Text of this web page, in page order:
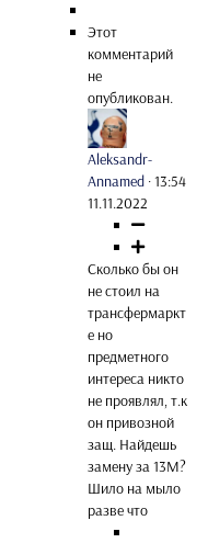
Этот
комментарий
не
опубликован.
Aleksandr-
Annamed ·13:54
11.11.2022
Сколько бы он
не стоил на
трансфермаркт
е но
предметного
интереса никто
не проявлял, т.к
он привозной
защ. Найдешь
замену за 13М?
Шило на мыло
разве что